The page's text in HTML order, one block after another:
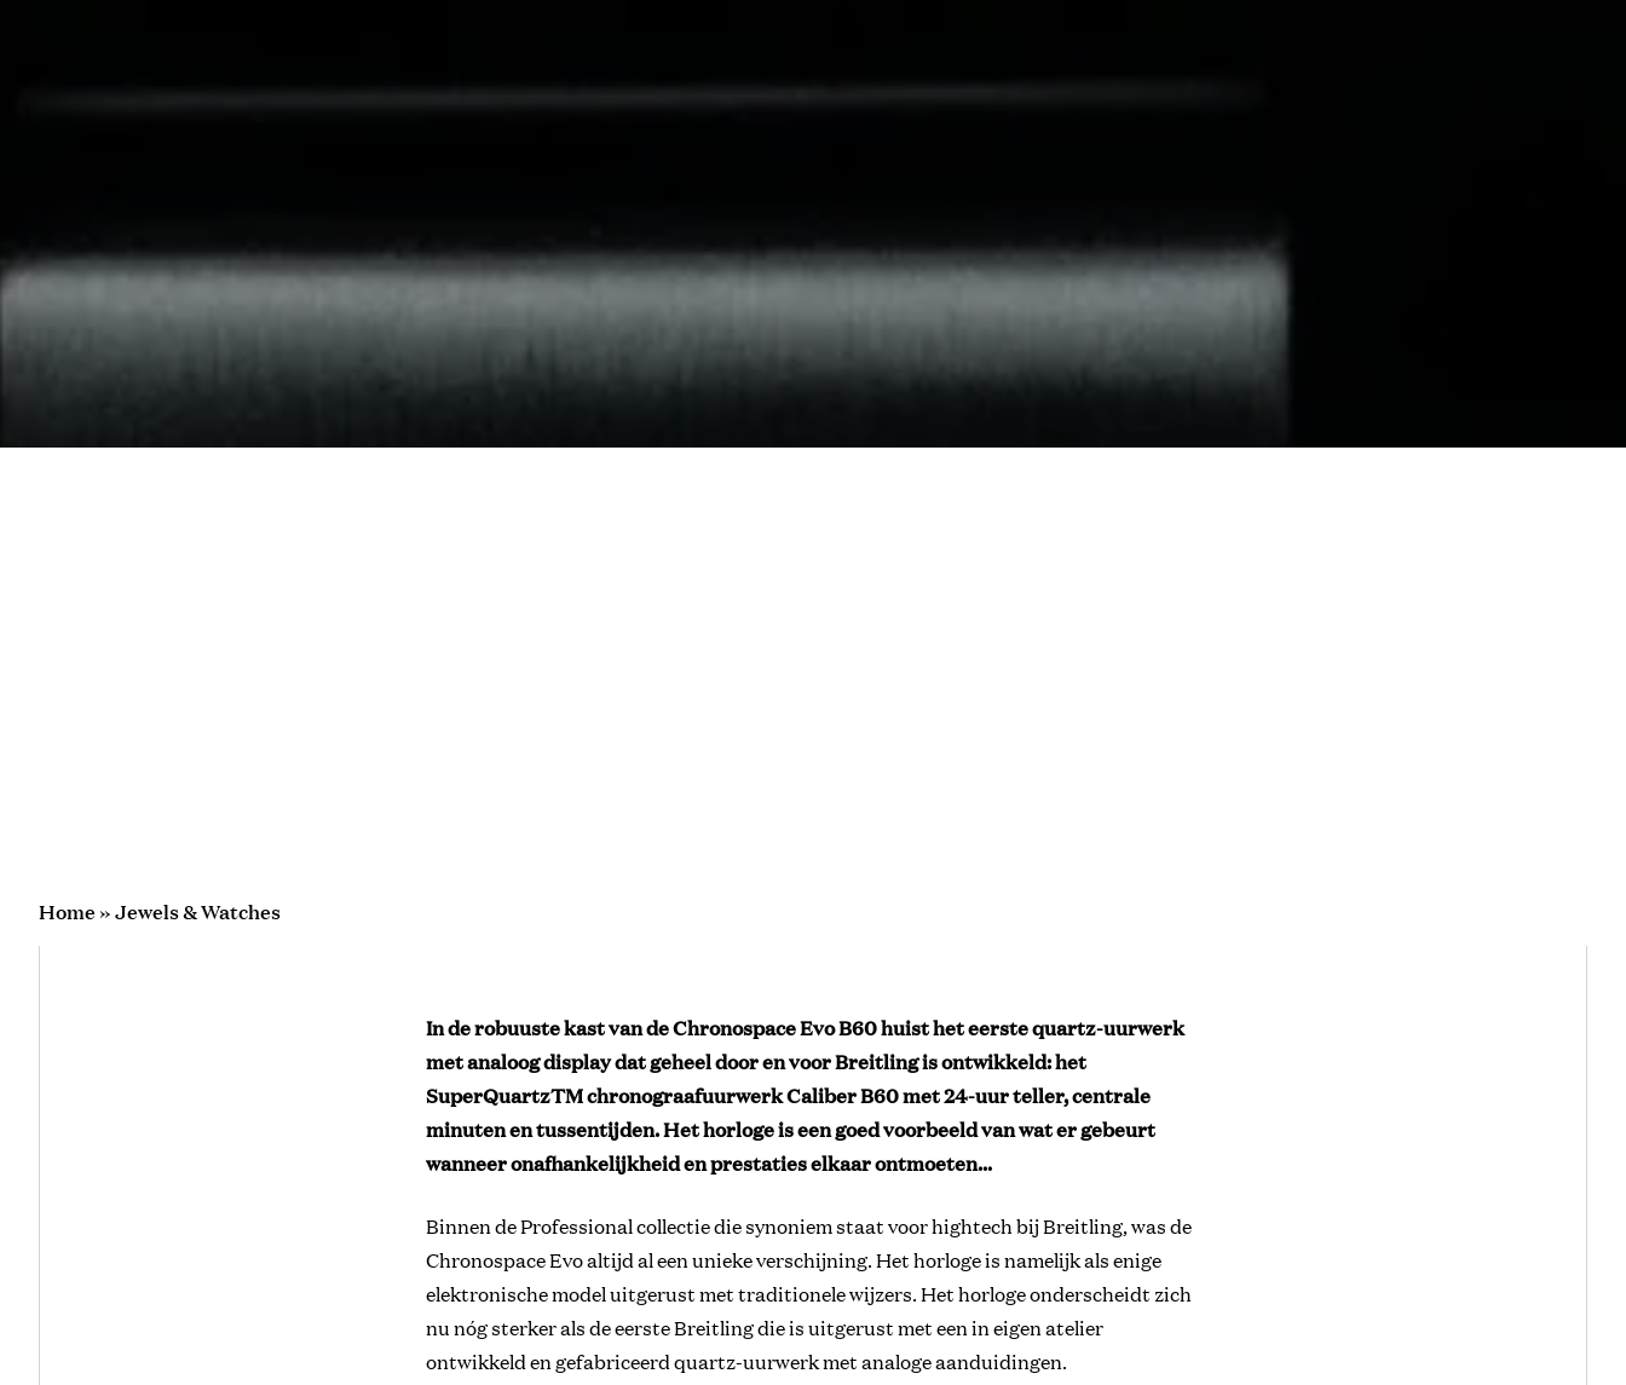
Home»Jewels & Watches
In de robuuste kast van de Chronospace Evo B60 huist het eerste quartz-uurwerk
met analoog display dat geheel door en voor Breitling is ontwikkeld: het
SuperQuartzTM chronograafuurwerk Caliber B60 met 24-uur teller, centrale
minuten en tussentijden. Het horloge is een goed voorbeeld van wat er gebeurt
wanneer onafhankelijkheid en prestaties elkaar ontmoeten…
Binnen de Professional collectie die synoniem staat voor hightech bij Breitling, was de
Chronospace Evo altijd al een unieke verschijning. Het horloge is namelijk als enige
elektronische model uitgerust met traditionele wijzers. Het horloge onderscheidt zich
nu nóg sterker als de eerste Breitling die is uitgerust met een in eigen atelier
ontwikkeld en gefabriceerd quartz-uurwerk met analoge aanduidingen.